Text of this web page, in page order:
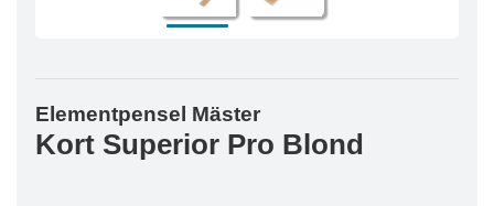
Elementpensel Mäster
Kort Superior Pro Blond